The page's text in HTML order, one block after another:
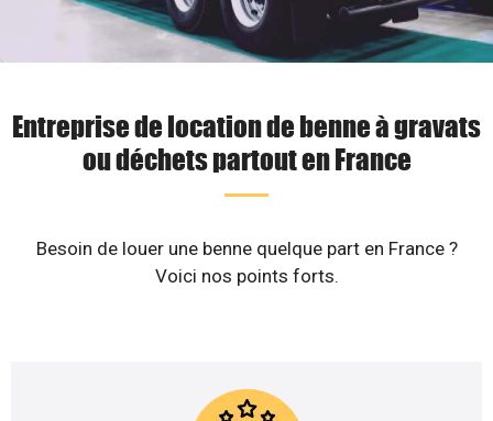
Entreprise de location de benne à gravats
ou déchets partout en France
Besoin de louer une benne quelque part en France ?
Voici nos points forts.